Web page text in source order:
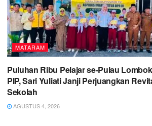
MATARAM
Puluhan Ribu Pelajar se-Pulau
PIP, Sari Yuliati Janji Perjuangkan
Sekolah
AGUSTUS 4, 2026